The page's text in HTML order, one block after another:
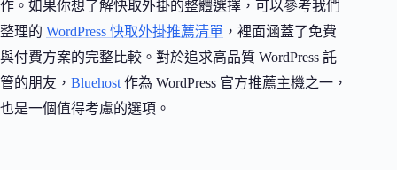
作。如果你想了解快取外掛的整體選擇，可以參考我們
整理的 WordPress 快取外掛推薦清單 ，裡面涵蓋了免費
與付費方案的完整比較。對於追求高品質 WordPress 託
管的朋友， Bluehost 作為 WordPress 官方推薦主機之一，
也是一個值得考慮的選項。